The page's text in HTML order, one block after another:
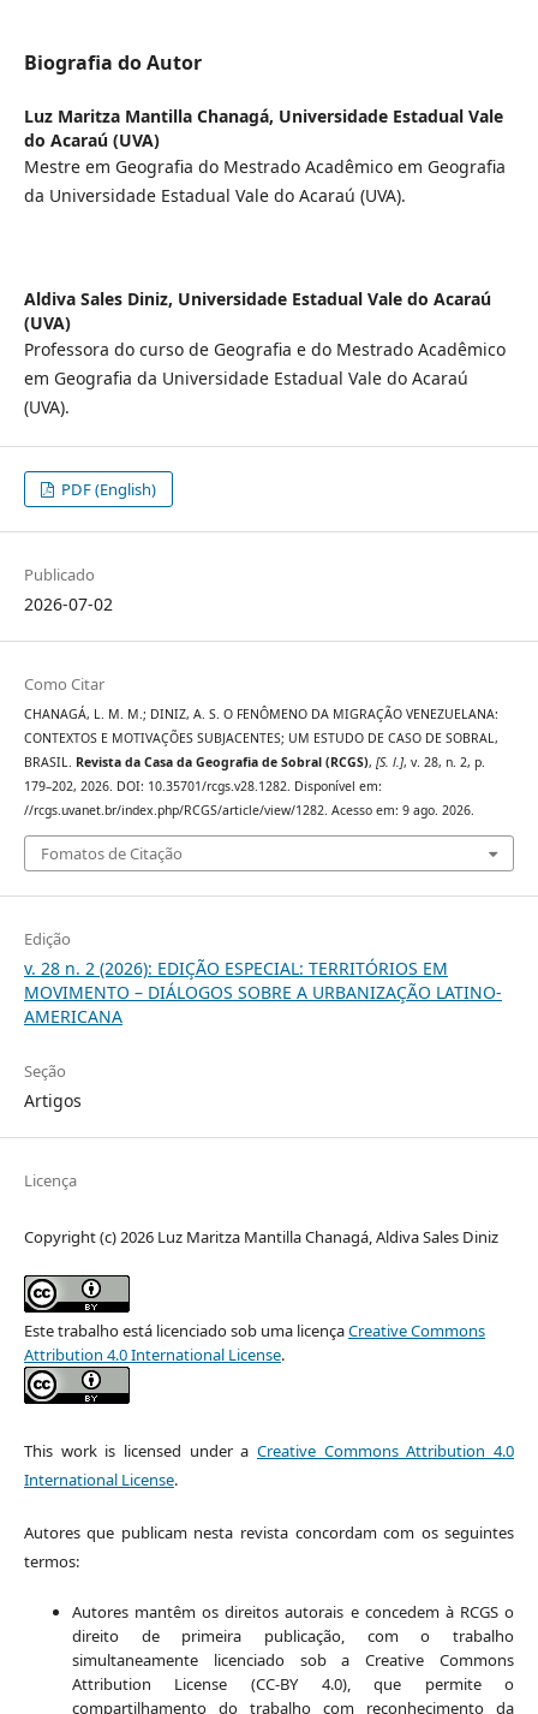
Biografia do Autor
Luz Maritza Mantilla Chanagá, Universidade Estadual Vale
do Acaraú (UVA)
Mestre em Geografia do Mestrado Acadêmico em Geografia
da Universidade Estadual Vale do Acaraú (UVA).
Aldiva Sales Diniz, Universidade Estadual Vale do Acaraú
(UVA)
Professora do curso de Geografia e do Mestrado Acadêmico
em Geografia da Universidade Estadual Vale do Acaraú
(UVA).
PDF (English)
Publicado
2026-07-02
Como Citar
CHANAGÁ, L. M. M.; DINIZ, A. S. O FENÔMENO DA MIGRAÇÃO VENEZUELANA:
CONTEXTOS E MOTIVAÇÕES SUBJACENTES; UM ESTUDO DE CASO DE SOBRAL,
BRASIL. Revista da Casa da Geografia de Sobral (RCGS), [S. l.], v. 28, n. 2, p.
179–202, 2026. DOI: 10.35701/rcgs.v28.1282. Disponível em:
//rcgs.uvanet.br/index.php/RCGS/article/view/1282. Acesso em: 9 ago. 2026.
Fomatos de Citação
Edição
v. 28 n. 2 (2026): EDIÇÃO ESPECIAL: TERRITÓRIOS EM
MOVIMENTO – DIÁLOGOS SOBRE A URBANIZAÇÃO LATINO-
AMERICANA
Seção
Artigos
Licença
Copyright (c) 2026 Luz Maritza Mantilla Chanagá, Aldiva Sales Diniz
Este trabalho está licenciado sob uma licençaCreative Commons
Attribution 4.0 International License.
This work is licensed under aCreative Commons Attribution 4.0
International License.
Autores que publicam nesta revista concordam com os seguintes
termos:
Autores mantêm os direitos autorais e concedem à RCGS o
direito de primeira publicação, com o trabalho
simultaneamente licenciado sob a Creative Commons
Attribution License (CC-BY 4.0), que permite o
compartilhamento do trabalho com reconhecimento da